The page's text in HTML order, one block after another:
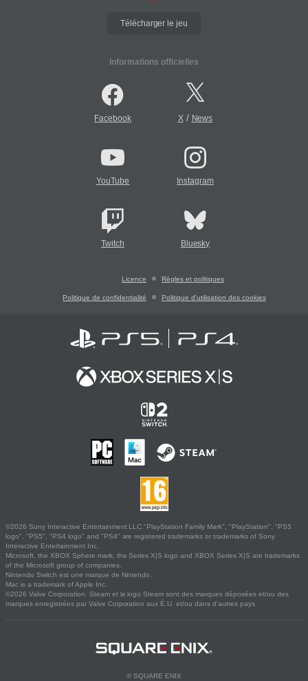
Télécharger le jeu
Informations officielles
Facebook X/ News
YouTube Instagram
Twitch Bluesky
Licence Règles et politiques
Politique de confidentialité Politique d'utilisation des cookies
©2026 Sony Interactive Entertainment LLC."PlayStation Family Mark", "PlayStation", "PS5
logo", "PS5", "PS4 logo" and "PS4" are registered trademarks or trademarks of Sony
Interactive Entertainment Inc.
Microsoft, the XBOX Sphere mark, the Series X|S logo and XBOX Series X|S are trademarks
of the Microsoft group of companies.
Nintendo Switch est une marque de Nintendo.
Mac is a trademark of Apple Inc.
©2026 Valve Corporation. Steam et le logo Steam sont des marques déposées et/ou des
marques enregistrées par Valve Corporation aux É.U. et/ou dans d'autres pays.
© SQUARE ENIX